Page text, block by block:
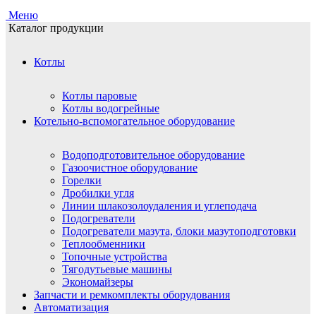
Меню
Каталог продукции
Котлы
Котлы паровые
Котлы водогрейные
Котельно-вспомогательное оборудование
Водоподготовительное оборудование
Газоочистное оборудование
Горелки
Дробилки угля
Линии шлакозолоудаления и углеподача
Подогреватели
Подогреватели мазута, блоки мазутоподготовки
Теплообменники
Топочные устройства
Тягодутьевые машины
Экономайзеры
Запчасти и ремкомплекты оборудования
Автоматизация